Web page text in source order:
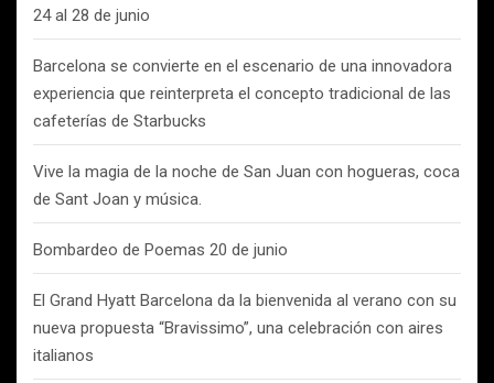
24 al 28 de junio
Barcelona se convierte en el escenario de una innovadora
experiencia que reinterpreta el concepto tradicional de las
cafeterías de Starbucks
Vive la magia de la noche de San Juan con hogueras, coca
de Sant Joan y música.
Bombardeo de Poemas 20 de junio
El Grand Hyatt Barcelona da la bienvenida al verano con su
nueva propuesta “Bravissimo”, una celebración con aires
italianos